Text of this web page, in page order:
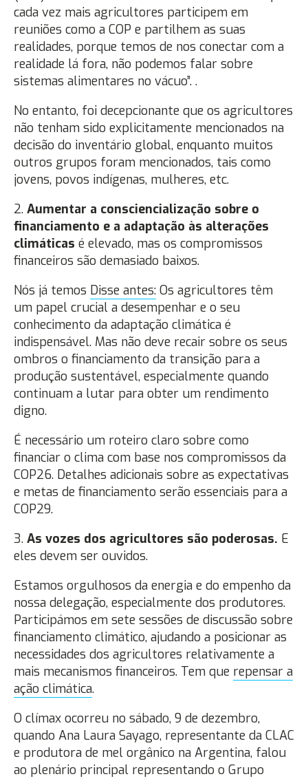
cada vez mais agricultores participem em
reuniões como a COP e partilhem as suas
realidades, porque temos de nos conectar com a
realidade lá fora, não podemos falar sobre
sistemas alimentares no vácuo”. .
No entanto, foi decepcionante que os agricultores
não tenham sido explicitamente mencionados na
decisão do inventário global, enquanto muitos
outros grupos foram mencionados, tais como
jovens, povos indígenas, mulheres, etc.
2. Aumentar a consciencialização sobre o
financiamento e a adaptação às alterações
climáticas é elevado, mas os compromissos
financeiros são demasiado baixos.
Nós já temos Disse antes: Os agricultores têm
um papel crucial a desempenhar e o seu
conhecimento da adaptação climática é
indispensável. Mas não deve recair sobre os seus
ombros o financiamento da transição para a
produção sustentável, especialmente quando
continuam a lutar para obter um rendimento
digno.
É necessário um roteiro claro sobre como
financiar o clima com base nos compromissos da
COP26. Detalhes adicionais sobre as expectativas
e metas de financiamento serão essenciais para a
COP29.
3. As vozes dos agricultores são poderosas. E
eles devem ser ouvidos.
Estamos orgulhosos da energia e do empenho da
nossa delegação, especialmente dos produtores.
Participámos em sete sessões de discussão sobre
financiamento climático, ajudando a posicionar as
necessidades dos agricultores relativamente a
mais mecanismos financeiros. Tem que repensar a
ação climática.
O clímax ocorreu no sábado, 9 de dezembro,
quando Ana Laura Sayago, representante da CLAC
e produtora de mel orgânico na Argentina, falou
ao plenário principal representando o Grupo